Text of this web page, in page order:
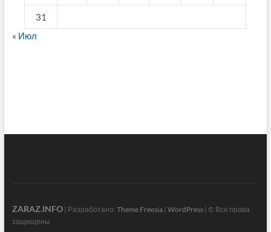
31
« Июл
ZARAZ.INFO| Разработано: Theme Freesia| WordPress| © Все права
защищены